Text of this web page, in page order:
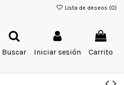
Lista de deseos (0)
Buscar
Iniciar sesión Carrito